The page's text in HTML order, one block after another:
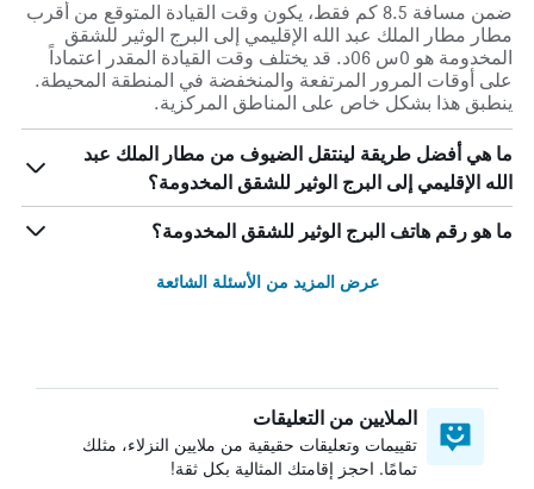
ضمن مسافة 8.5 كم فقط، يكون وقت القيادة المتوقع من أقرب
مطار مطار الملك عبد الله الإقليمي إلى البرج الوثير للشقق
المخدومة هو 0س 06د. قد يختلف وقت القيادة المقدر اعتماداً
على أوقات المرور المرتفعة والمنخفضة في المنطقة المحيطة.
ينطبق هذا بشكل خاص على المناطق المركزية.
ما هي أفضل طريقة لينتقل الضيوف من مطار الملك عبد
الله الإقليمي إلى البرج الوثير للشقق المخدومة؟
ما هو رقم هاتف البرج الوثير للشقق المخدومة؟
عرض المزيد من الأسئلة الشائعة
الملايين من التعليقات
تقييمات وتعليقات حقيقية من ملايين النزلاء، مثلك
تمامًا. احجز إقامتك المثالية بكل ثقة!